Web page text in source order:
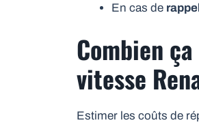
En cas de
Combien
vitesse
Estimer les coûts de